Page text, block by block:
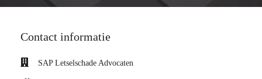
Contact informatie
SAP Letselschade Advocaten